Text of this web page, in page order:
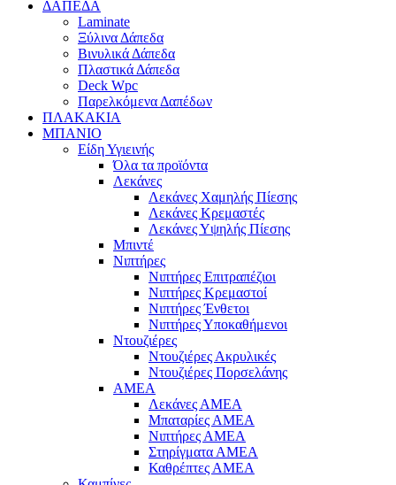
ΔΑΠΕΔΑ
Laminate
Ξύλινα Δάπεδα
Βινυλικά Δάπεδα
Πλαστικά Δάπεδα
Deck Wpc
Παρελκόμενα Δαπέδων
ΠΛΑΚΑΚΙΑ
ΜΠΑΝΙΟ
Είδη Υγιεινής
Όλα τα προϊόντα
Λεκάνες
Λεκάνες Χαμηλής Πίεσης
Λεκάνες Κρεμαστές
Λεκάνες Υψηλής Πίεσης
Μπιντέ
Νιπτήρες
Νιπτήρες Επιτραπέζιοι
Νιπτήρες Κρεμαστοί
Νιπτήρες Ένθετοι
Νιπτήρες Υποκαθήμενοι
Ντουζιέρες
Ντουζιέρες Ακρυλικές
Ντουζιέρες Πορσελάνης
ΑΜΕΑ
Λεκάνες ΑΜΕΑ
Μπαταρίες ΑΜΕΑ
Νιπτήρες ΑΜΕΑ
Στηρίγματα ΑΜΕΑ
Καθρέπτες ΑΜΕΑ